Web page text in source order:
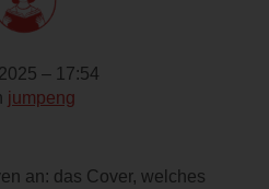
– 17:54
jumpeng
an: das Cover, welches